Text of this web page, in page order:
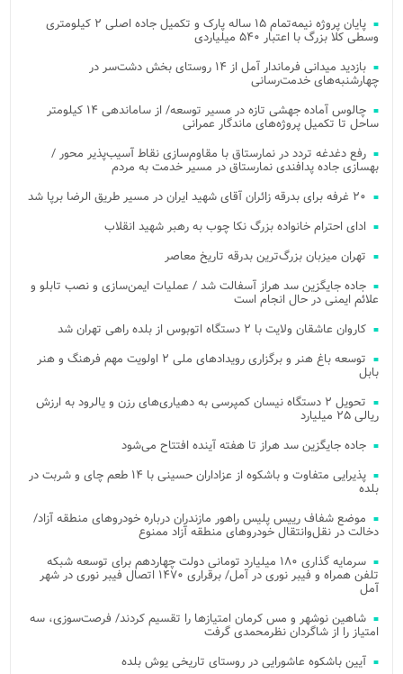
پایان پروژه نیمه‌تمام ۱۵ ساله پارک و تکمیل جاده اصلی ۲ کیلومتری
وسطی کلا بزرگ با اعتبار ۵۴۰ میلیاردی
بازدید میدانی فرماندار آمل از ۱۴ روستای بخش دشت‌سر در
چهارشنبه‌های خدمت‌رسانی
چالوس آماده جهشی تازه در مسیر توسعه/ از ساماندهی ۱۴ کیلومتر
ساحل تا تکمیل پروژه‌های ماندگار عمرانی
رفع دغدغه تردد در نمارستاق با مقاوم‌سازی نقاط آسیب‌پذیر محور /
بهسازی جاده پدافندی نمارستاق در مسیر خدمت به مردم
۲۰ غرفه برای بدرقه زائران آقای شهید ایران در مسیر طریق الرضا برپا شد
ادای احترام خانواده بزرگ نکا چوب به رهبر شهید انقلاب
تهران میزبان بزرگ‌ترین بدرقه تاریخ معاصر
جاده جایگزین سد هراز آسفالت شد / عملیات ایمن‌سازی و نصب تابلو و
علائم ایمنی در حال انجام است
کاروان عاشقان ولایت با ۲ دستگاه اتوبوس از بلده راهی تهران شد
توسعه باغ هنر و برگزاری رویدادهای ملی ۲ اولویت مهم فرهنگ و هنر
بابل
تحویل ۲ دستگاه نیسان کمپرسی به دهیاری‌های رزن و یالرود به ارزش
ریالی ۲۵ میلیارد
جاده جایگزین سد هراز تا هفته آینده افتتاح می‌شود
پذیرایی متفاوت و باشکوه از عزاداران حسینی با ۱۴ طعم چای و شربت در
بلده
موضع شفاف رییس پلیس راهور مازندران درباره خودروهای منطقه آزاد/
دخالت در نقل‌وانتقال خودروهای منطقه آزاد ممنوع
سرمایه گذاری ۱۸۰ میلیارد تومانی دولت چهاردهم برای توسعه شبکه
تلفن همراه و فیبر نوری در آمل/ برقراری ۱۴۷۰ اتصال فیبر نوری در شهر
آمل
شاهین نوشهر و مس کرمان امتیازها را تقسیم کردند/ فرصت‌سوزی، سه
امتیاز را از شاگردان نظرمحمدی گرفت
آیین باشکوه عاشورایی در روستای تاریخی یوش بلده